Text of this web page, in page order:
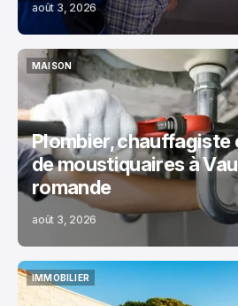
août 3, 2026
MAISON
MAISON
Plombier,
de moustiquaires à
romande
août 3, 2026
IMMOBILIER
IMMOBILIER